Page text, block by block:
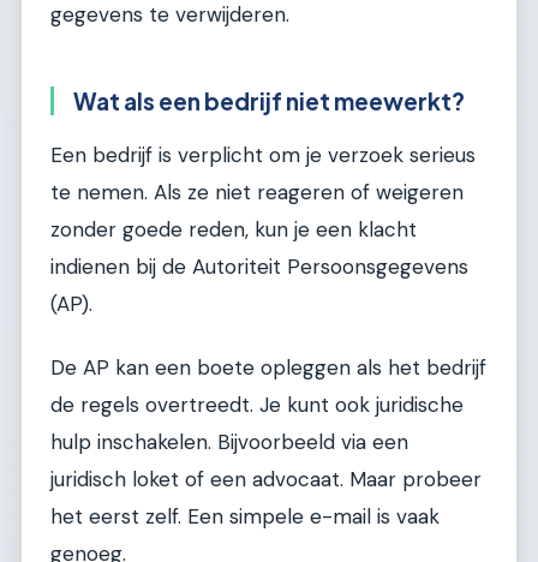
gegevens te verwijderen.
Wat als een bedrijf niet meewerkt?
Een bedrijf is verplicht om je verzoek serieus
te nemen. Als ze niet reageren of weigeren
zonder goede reden, kun je een klacht
indienen bij de Autoriteit Persoonsgegevens
(AP).
De AP kan een boete opleggen als het bedrijf
de regels overtreedt. Je kunt ook juridische
hulp inschakelen. Bijvoorbeeld via een
juridisch loket of een advocaat. Maar probeer
het eerst zelf. Een simpele e-mail is vaak
genoeg.